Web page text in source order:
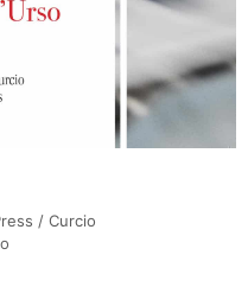
/ Curcio